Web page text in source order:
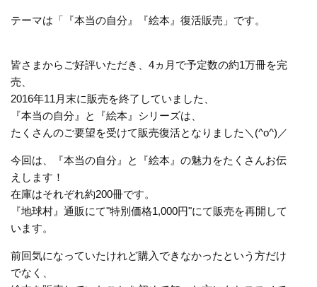
テーマは「『本当の自分』『絵本』復活販売」です。
皆さまからご好評いただき、4ヵ月で予定数の約1万冊を完
売、
2016年11月末に販売を終了していました、
『本当の自分』と『絵本』シリーズは、
たくさんのご要望を受けて販売復活となりました＼(^o^)／
今回は、『本当の自分』と『絵本』の魅力をたくさんお伝
えします！
在庫はそれぞれ約200冊です。
『地球村』通販にて"特別価格1,000円"にて販売を再開して
います。
前回気になっていたけれど購入できなかったという方だけ
でなく、